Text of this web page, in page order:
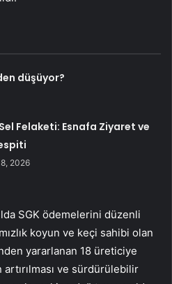
düşüyor?
Felaketi: Esnafa Ziyaret ve
2026
SGK ödemelerini düzenli
koyun ve keçi sahibi olan
yararlanan 18 üreticiye
artırılması ve sürdürülebilir